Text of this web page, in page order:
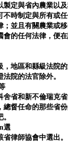
定與省內農業以
不時制定與所有或
；並且有關農業或
的任何法律，便在
，地區和縣級法院
院的法官除外。
舍省和新不倫瑞克
總督任命的那些省
選
律師協會中選出。